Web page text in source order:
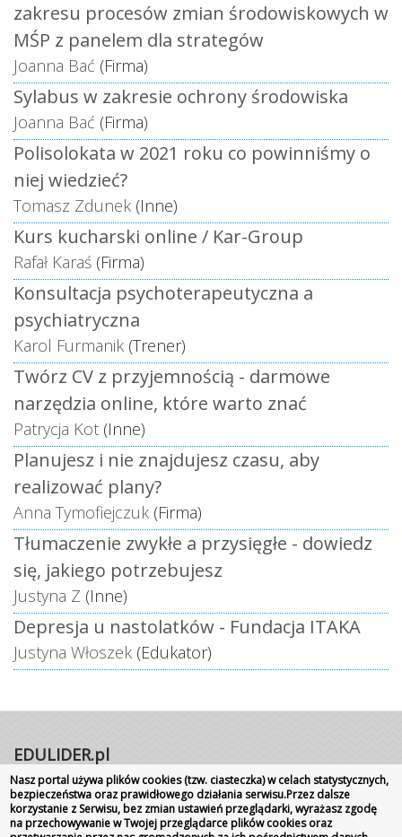
zakresu procesów zmian środowiskowych w
MŚP z panelem dla strategów
Joanna Bać (Firma)
Sylabus w zakresie ochrony środowiska
Joanna Bać (Firma)
Polisolokata w 2021 roku co powinniśmy o
niej wiedzieć?
Tomasz Zdunek (Inne)
Kurs kucharski online / Kar-Group
Rafał Karaś (Firma)
Konsultacja psychoterapeutyczna a
psychiatryczna
Karol Furmanik (Trener)
Twórz CV z przyjemnością - darmowe
narzędzia online, które warto znać
Patrycja Kot (Inne)
Planujesz i nie znajdujesz czasu, aby
realizować plany?
Anna Tymofiejczuk (Firma)
Tłumaczenie zwykłe a przysięgłe - dowiedz
się, jakiego potrzebujesz
Justyna Z (Inne)
Depresja u nastolatków - Fundacja ITAKA
Justyna Włoszek (Edukator)
EDULIDER.pl
Portal internetowy | Rok założenia 2008
Wszelkie prawa zastrzeżone|Kontakt Promocja
Nasz portal używa plików cookies (tzw. ciasteczka) w celach statystycznych,
bezpieczeństwa oraz prawidłowego działania serwisu.Przez dalsze
korzystanie z Serwisu, bez zmian ustawień przeglądarki, wyrażasz zgodę
na przechowywanie w Twojej przeglądarce plików cookies oraz